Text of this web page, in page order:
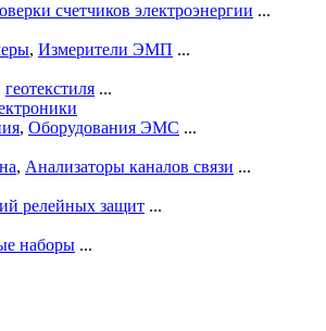
счетчиков электроэнергии ...
, Измерители ЭМП ...
геотекстиля ...
, Оборудования ЭМС ...
, Анализаторы каналов связи ...
релейных защит ...
наборы ...